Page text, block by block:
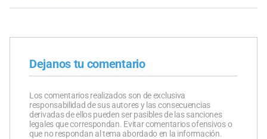
Dejanos tu comentario
Los comentarios realizados son de exclusiva
responsabilidad de sus autores y las consecuencias
derivadas de ellos pueden ser pasibles de las sanciones
legales que correspondan. Evitar comentarios ofensivos o
que no respondan al tema abordado en la información.